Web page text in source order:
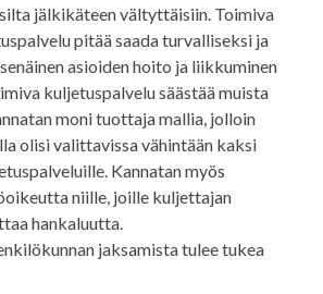
jälkikäteen vältyttäisiin. Toimiva
pitää saada turvalliseksi ja
asioiden hoito ja liikkuminen
kuljetuspalvelu säästää muista
moni tuottaja mallia, jolloin
olisi valittavissa vähintään kaksi
Kannatan myös
niille, joille kuljettajan
hankaluutta.
jaksamista tulee tukea